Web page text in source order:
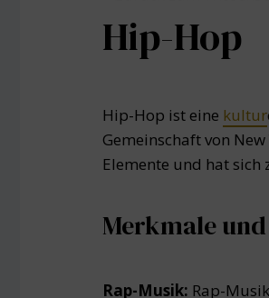
Hip-Hop
Hip-Hop ist eine kultur
Gemeinschaft von
Elemente und hat
Merkmale
Rap-Musik: Rap-